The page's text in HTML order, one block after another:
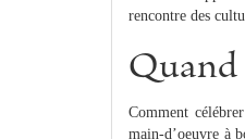
rencontre des
Quand
Comment
main-d’oeuvre à